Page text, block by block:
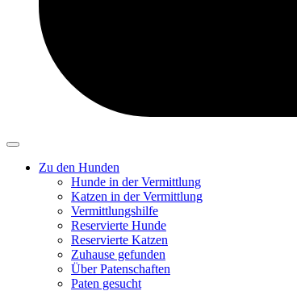
Zu den Hunden
Hunde in der Vermittlung
Katzen in der Vermittlung
Vermittlungshilfe
Reservierte Hunde
Reservierte Katzen
Zuhause gefunden
Über Patenschaften
Paten gesucht